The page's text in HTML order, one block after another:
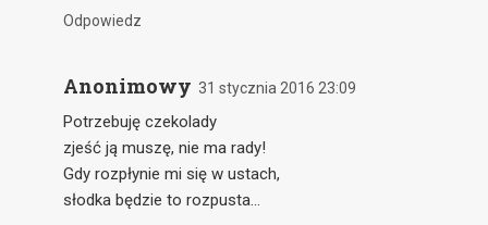
Odpowiedz
Anonimowy 31 stycznia 2016 23:09
Potrzebuję czekolady
zjeść ją muszę, nie ma rady!
Gdy rozpłynie mi się w ustach,
słodka będzie to rozpusta...